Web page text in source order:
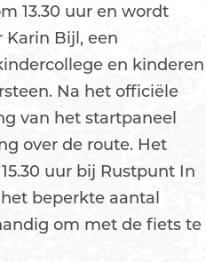
13.30 uur en wordt
Bijl, een
en kinderen
Na het officiële
van het startpaneel
over de route. Het
uur bij Rustpunt In
beperkte aantal
om met de fiets te